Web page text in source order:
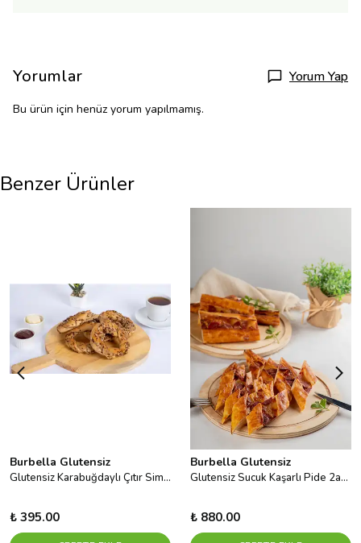
Yorumlar Yorum Yap
Bu ürün için henüz yorum yapılmamış.
Benzer Ürünler
Burbella Glutensiz
Glutensiz Karabuğdaylı Çıtır Simit 80 Gr X 5 Ad
₺ 395.00
Burbella Glutensiz
Glutensiz Sucuk Kaşarlı Pide 2adet
₺ 880.00